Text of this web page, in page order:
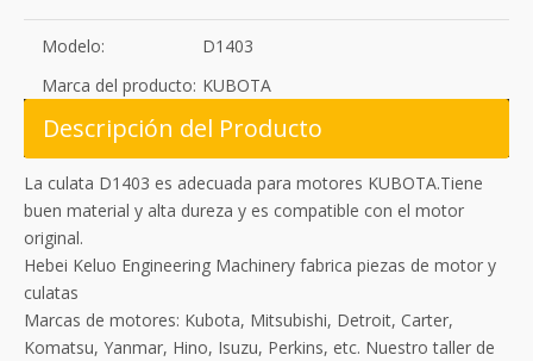
Modelo:
D1403
Marca del producto: KUBOTA
Descripción del Producto
La culata D1403 es adecuada para motores KUBOTA.Tiene
buen material y alta dureza y es compatible con el motor
original.
Hebei Keluo Engineering Machinery fabrica piezas de motor y
culatas
Marcas de motores: Kubota, Mitsubishi, Detroit, Carter,
Komatsu, Yanmar, Hino, Isuzu, Perkins, etc. Nuestro taller de